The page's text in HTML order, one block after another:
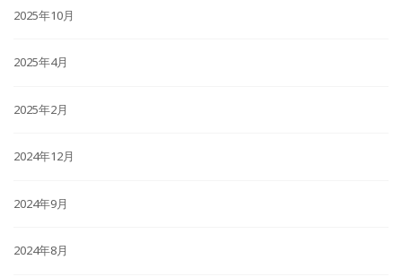
2025年10月
2025年4月
2025年2月
2024年12月
2024年9月
2024年8月